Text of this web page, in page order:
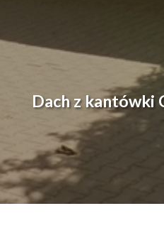
Dach z kantówki